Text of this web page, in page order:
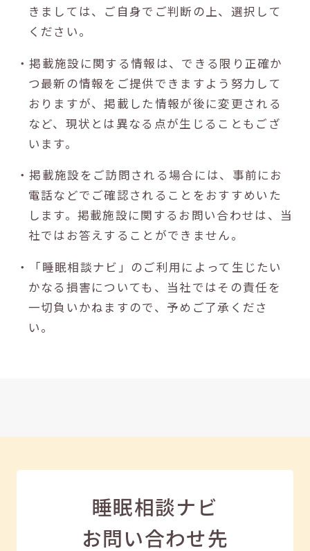
きましては、ご自身でご判断の上、選択して
ください。
・掲載施設に関する情報は、できる限り正確か
つ最新の情報をご提供できますよう努力して
おりますが、掲載した情報が後に変更される
など、現状とは異なる点が生じることもござ
います。
・掲載施設をご訪問される場合には、事前にお
電話などでご確認されることをおすすめいた
します。掲載施設に関するお問い合わせは、当
社ではお答えすることができません。
・「睡眠相談ナビ」のご利用によって生じたい
かなる損害についても、当社ではその責任を
一切負いかねますので、予めご了承くださ
い。
睡眠相談ナビ
お問い合わせ先